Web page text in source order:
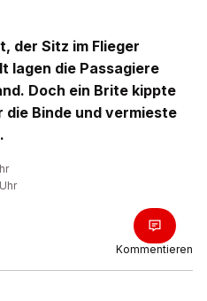
der Sitz im Flieger
lagen die Passagiere
Doch ein Brite kippte
Binde und vermieste
Kommentieren